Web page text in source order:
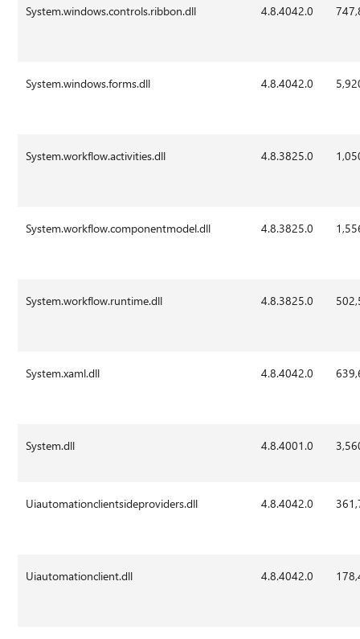
System.windows.controls.ribbon.dll 4.8.4042.0
System.windows.forms.dll 4.8.4042.0
System.workflow.activities.dll 4.8.3825.0
System.workflow.componentmodel.dll 4.8.3825.0
System.workflow.runtime.dll 4.8.3825.0
System.xaml.dll 4.8.4042.0
System.dll 4.8.4001.0
Uiautomationclientsideproviders.dll 4.8.4042.0
Uiautomationclient.dll 4.8.4042.0